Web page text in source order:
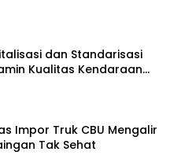
dan Standarisasi
Kualitas Kendaraan
Impor Truk CBU Mengalir
Tak Sehat